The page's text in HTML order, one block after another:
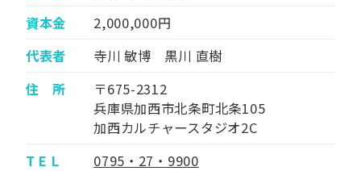
資本金
2,000,000円
代表者
寺川 敏博 黒川 直樹
住 所
〒675-2312
兵庫県加西市北条町北条105
加西カルチャースタジオ2C
T E L
0795・27・9900